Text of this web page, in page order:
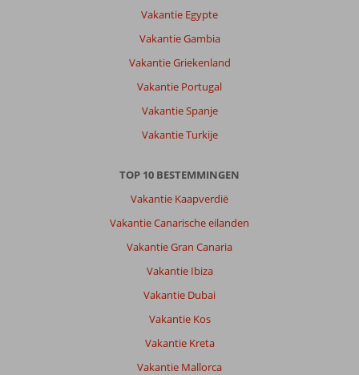
Vakantie Egypte
Vakantie Gambia
Vakantie Griekenland
Vakantie Portugal
Vakantie Spanje
Vakantie Turkije
TOP 10 BESTEMMINGEN
Vakantie Kaapverdië
Vakantie Canarische eilanden
Vakantie Gran Canaria
Vakantie Ibiza
Vakantie Dubai
Vakantie Kos
Vakantie Kreta
Vakantie Mallorca